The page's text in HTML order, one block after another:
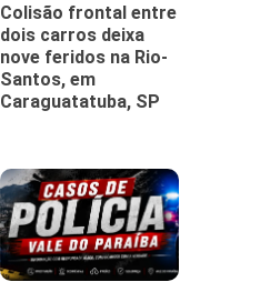
Colisão frontal entre
dois carros deixa
nove feridos na Rio-
Santos, em
Caraguatatuba, SP